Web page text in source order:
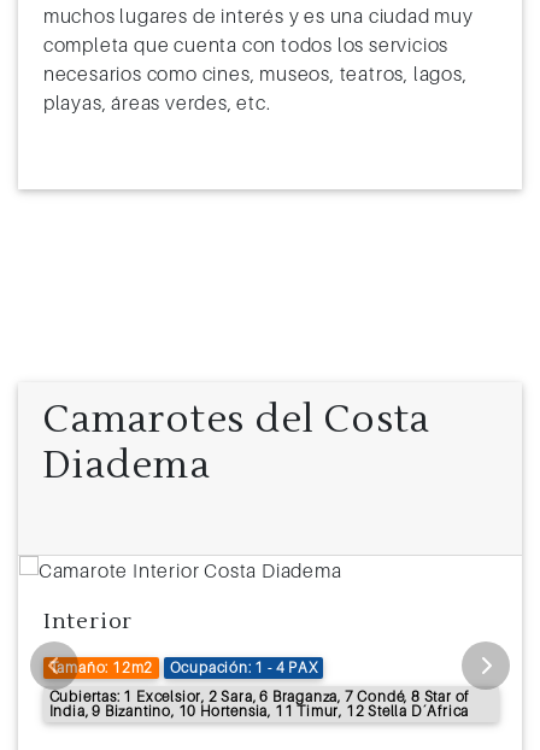
muchos lugares de interés y es una ciudad muy
completa que cuenta con todos los servicios
necesarios como cines, museos, teatros, lagos,
playas, áreas verdes, etc.
Camarotes del Costa
Diadema
Interior
Tamaño: 12m2
Ocupación: 1 - 4 PAX
Cubiertas: 1 Excelsior, 2 Sara, 6 Braganza, 7 Condé, 8 Star of
India, 9 Bizantino, 10 Hortensia, 11 Timur, 12 Stella D´Africa